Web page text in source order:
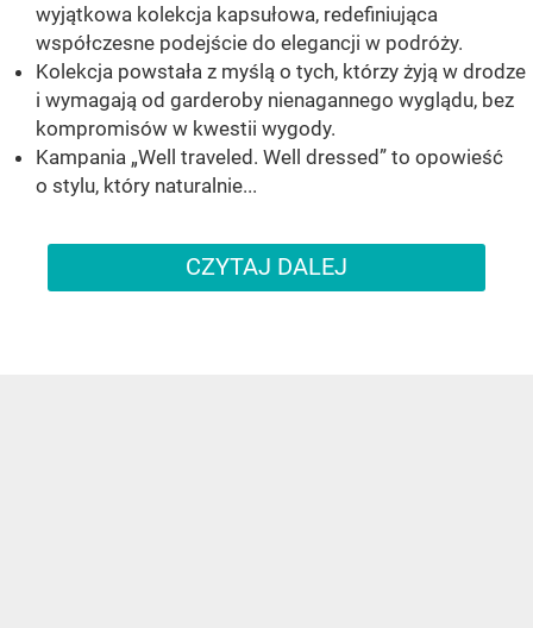
wyjątkowa kolekcja kapsułowa, redefiniująca
współczesne podejście do elegancji w podróży.
Kolekcja powstała z myślą o tych, którzy żyją w drodze
i wymagają od garderoby nienagannego wyglądu, bez
kompromisów w kwestii wygody.
Kampania „Well traveled. Well dressed” to opowieść
o stylu, który naturalnie...
CZYTAJ DALEJ